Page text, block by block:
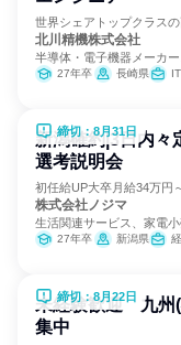
世界シェアトップクラス
北川精機株式会社
半導体・電子機器メーカ
ーカー27年卒 長崎県
締切：8月31日
新潟確約|3日内々
選考説明会
初任給UP大卒月給34万
株式会社ノジマ
生活関連サービス、家電
27年卒 新潟県
締切：8月22日
未経験歓迎 九州
集中